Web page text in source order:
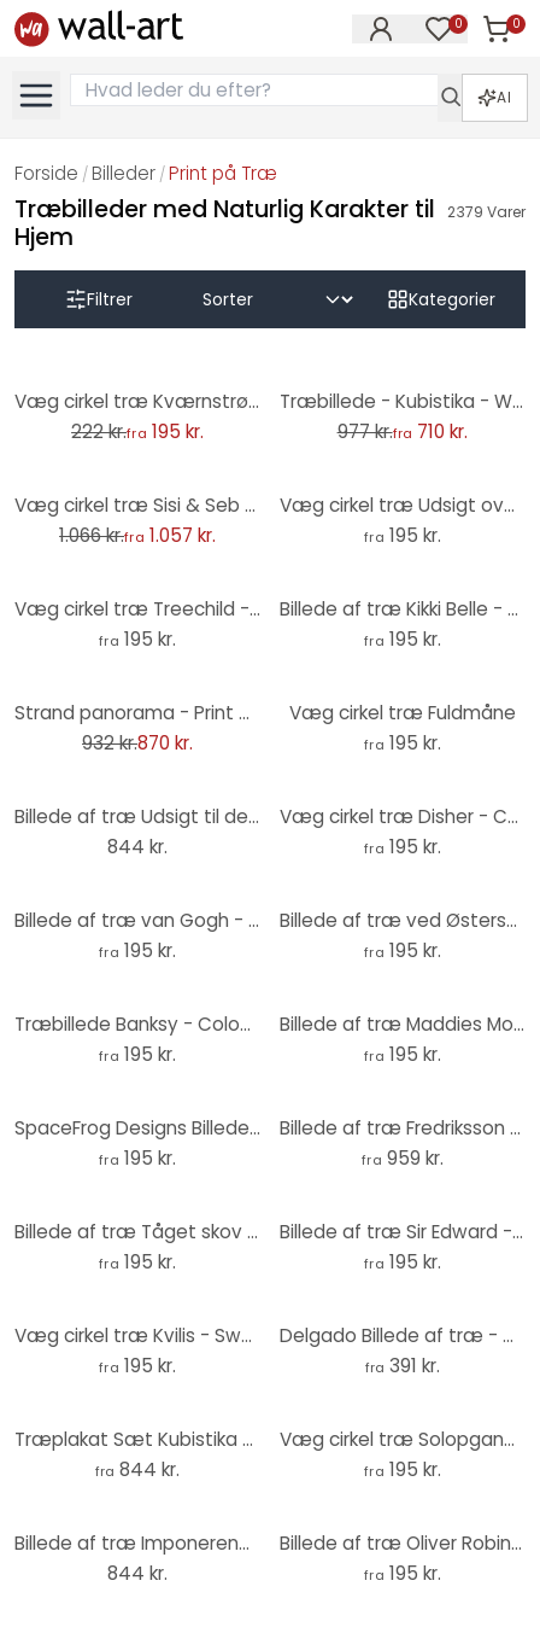
0 0
Varer
AI
Forside / Billeder /Print på Træ
Træbilleder med Naturlig Karakter til
Hjem
2379 Varer
Filtrer Kategorier
Væg cirkel træ Kværnstrøm - Dew-covered sunrise
222 kr.fra 195 kr.
Træbillede - Kubistika - Warm Sunset - Rund (sæt af 3)
977 kr.fra 710 kr.
Væg cirkel træ Sisi & Seb - Sommerdrøm ved havet-sæt (3 dele)
1.066 kr.fra 1.057 kr.
Væg cirkel træ Udsigt over søen - Keller
fra 195 kr.
Væg cirkel træ Treechild - Bouquet of Dried Flowers
fra 195 kr.
Billede af træ Kikki Belle - Dinosaurernes eventyr - Rund
fra 195 kr.
Strand panorama - Print på træ
932 kr.870 kr.
Væg cirkel træ Fuldmåne
fra 195 kr.
Billede af træ Udsigt til de rolige bjerge (3 stk.) - Rund
844 kr.
Væg cirkel træ Disher - Colourful Poppies
fra 195 kr.
Billede af træ van Gogh - Mandelblomst Okker - Rundt
fra 195 kr.
Billede af træ ved Østersøen - Rundt
fra 195 kr.
Træbillede Banksy - Coloured Rain
fra 195 kr.
Billede af træ Maddies Mood - Jota de jai - Rund
fra 195 kr.
SpaceFrog Designs Billede af træ - Elegance - Rund
fra 195 kr.
Billede af træ Fredriksson - Golden Mountains Set - Round (3 pieces)
fra 959 kr.
Billede af træ Tåget skov - Rund
fra 195 kr.
Billede af træ Sir Edward - Sommerfugleenge - Rund
fra 195 kr.
Væg cirkel træ Kvilis - Sweet Forest Animals
fra 195 kr.
Delgado Billede af træ - Meadow magic - Rund
fra 391 kr.
Træplakat Sæt Kubistika - Varm solnedgang i ferskenfarver (3 stk.)
fra 844 kr.
Væg cirkel træ Solopgang i landskabet rundt - Kubistika
fra 195 kr.
Billede af træ Imponerende bjerglandskaber (3 stk.) - Rund
844 kr.
Billede af træ Oliver Robins - Treehouse Party - Round
fra 195 kr.